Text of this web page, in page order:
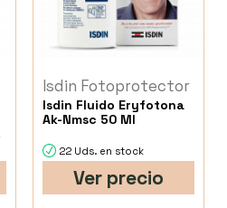
Isdin Fotoprotector
Isdin Fluido Eryfotona
Ak-Nmsc 50 Ml
22 Uds. en stock
Ver precio